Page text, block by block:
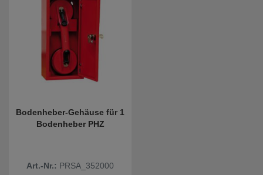
Bodenheber-Gehäuse für 1
Bodenheber PHZ
Art.-Nr.: PRSA_352000